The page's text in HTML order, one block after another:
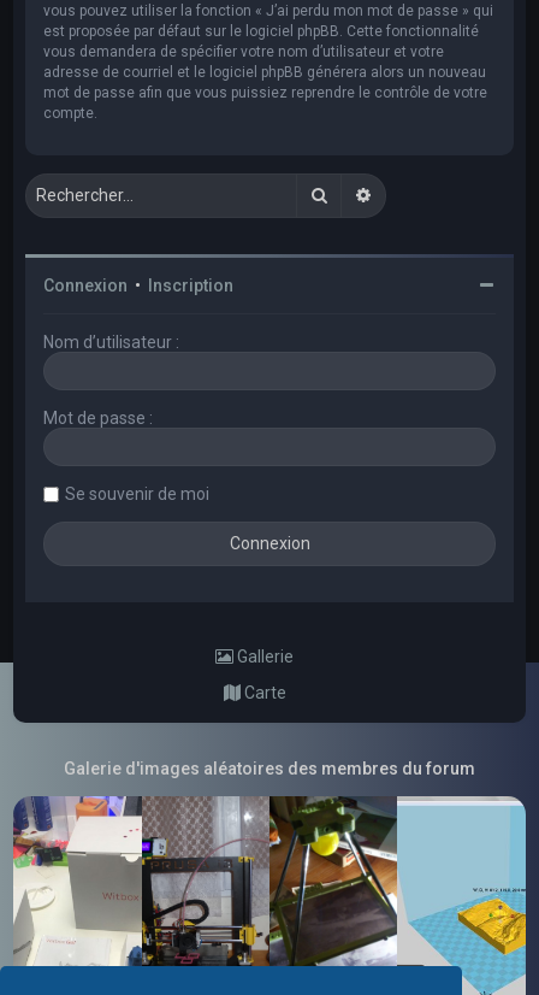
vous pouvez utiliser la fonction « J’ai perdu mon mot de passe » qui
est proposée par défaut sur le logiciel phpBB. Cette fonctionnalité
vous demandera de spécifier votre nom d’utilisateur et votre
adresse de courriel et le logiciel phpBB générera alors un nouveau
mot de passe afin que vous puissiez reprendre le contrôle de votre
compte.
RechercherRecherche avancée
Connexion • Inscription
Nom d’utilisateur :
Mot de passe :
Se souvenir de moi
Gallerie
Carte
Galerie d'images aléatoires des membres du forum